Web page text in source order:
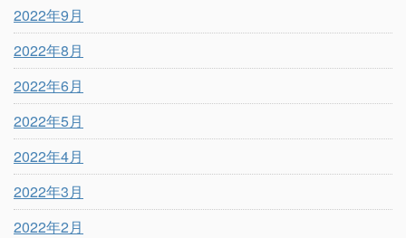
2022年9月
2022年8月
2022年6月
2022年5月
2022年4月
2022年3月
2022年2月